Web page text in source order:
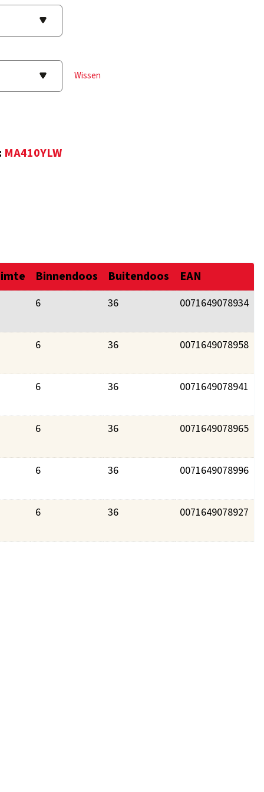
Wissen
MA410YLW
Binnendoos Buitendoos EAN
6 36 0071649078934
6 36 0071649078958
6 36 0071649078941
6 36 0071649078965
6 36 0071649078996
6 36 0071649078927